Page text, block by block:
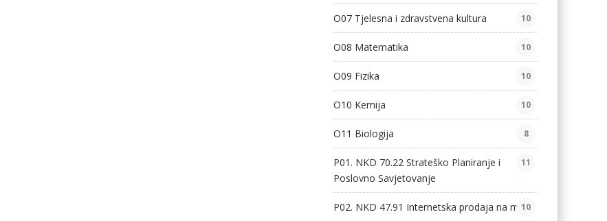
O07 Tjelesna i zdravstvena kultura 10
O08 Matematika 10
O09 Fizika 10
O10 Kemija 10
O11 Biologija 8
P01. NKD 70.22 Strateško Planiranje i
Poslovno Savjetovanje
11
P02. NKD 47.91 Internetska prodaja na malo
10